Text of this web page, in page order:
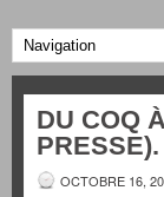
DU COQ
PRESSE).
OCTOBRE 16,